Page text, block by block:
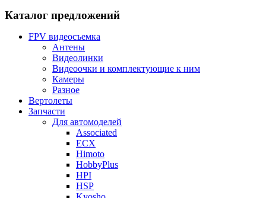
Каталог предложений
FPV видеосъемка
Антены
Видеолинки
Видеоочки и комплектующие к ним
Камеры
Разное
Вертолеты
Запчасти
Для автомоделей
Associated
ECX
Himoto
HobbyPlus
HPI
HSP